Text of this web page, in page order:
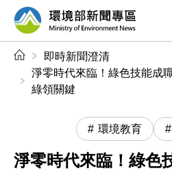
前往中央內容區塊
環境部新聞專
即時新聞澄清
淨零時代來臨！綠色技能成
綠領關鍵
環境教育
淨零時代來臨！綠色